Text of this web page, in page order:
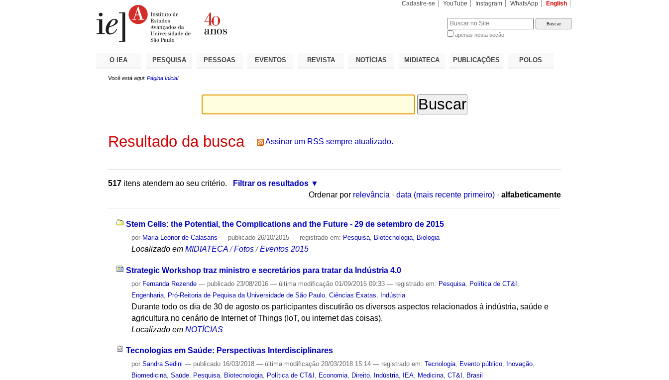
Cadastre-se YouTube Instagram WhatsApp English
apenas nesta seção
O IEA PESQUISA PESSOAS EVENTOS REVISTA NOTÍCIAS MIDIATECA PUBLICAÇÕES POLOS
Você está aqui: Página Inicial
Resultado da busca Assinar um RSS sempre atualizado.
517 itens atendem ao seu critério.
Filtrar os resultados
Ordenar por relevância · data (mais recente primeiro) · alfabeticamente
Stem Cells: the Potential, the Complications and the Future - 29 de setembro de 2015
por Maria Leonor de Calasans — publicado 26/10/2015— registrado em: Pesquisa Biotecnologia Biologia
Localizado em MIDIATECA /Fotos /Eventos 2015
Strategic Workshop traz ministro e secretários para tratar da Indústria 4.0
por Fernanda Rezende — publicado 23/08/2016— última modificação 01/09/2016 09:33— registrado em: Pesquisa Política de CT&I
Engenharia Pró-Reitoria de Pequisa da Universidade de São Paulo ,Ciências Exatas Indústria
Durante todo os dia de 30 de agosto os participantes discutirão os diversos aspectos relacionados à indústria, saúde e
agricultura no cenário de Internet of Things (IoT, ou internet das coisas).
Localizado em NOTÍCIAS
Tecnologias em Saúde: Perspectivas Interdisciplinares
porSandra Sedini — publicado 16/03/2018— última modificação 20/03/2018 15:14— registrado em:Tecnologia, Evento público, Inovação,
Biomedicina,Saúde, Pesquisa, Biotecnologia, Política de CT&I , Economia, Direito, Indústria, IEA, Medicina,CT&I , Brasil